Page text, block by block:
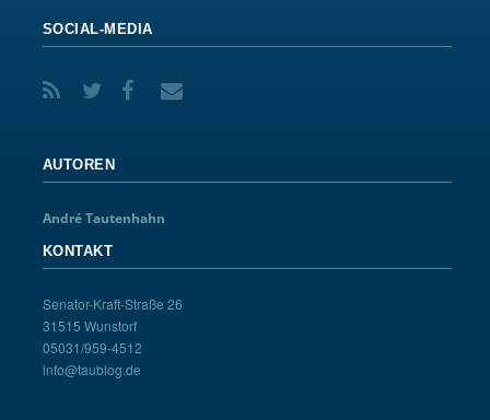
SOCIAL-MEDIA
AUTOREN
André Tautenhahn
KONTAKT
Senator-Kraft-Straße 26
31515 Wunstorf
05031/959-4512
info@taublog.de